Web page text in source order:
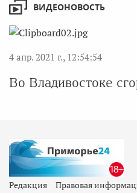
ВИДЕОНОВОСТЬ
4 апр. 2021 г., 12:54:54
Во Владивостоке
Редакция Правовая